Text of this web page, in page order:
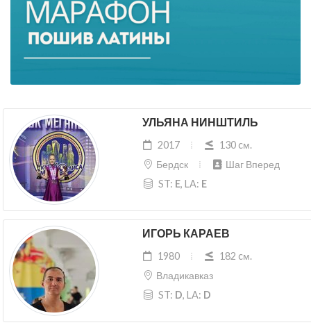
УЛЬЯНА НИНШТИЛЬ
2017
130 cм.
Бердск
Шаг Вперед
ST: E, LA: E
ИГОРЬ КАРАЕВ
1980
182 cм.
Владикавказ
ST: D, LA: D